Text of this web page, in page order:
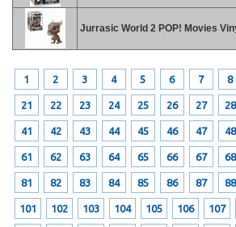
Jurrasic World 2 POP! Movies
1 2 3 4 5 6 7 8
21 22 23 24 25 26 27 28
41 42 43 44 45 46 47 48
61 62 63 64 65 66 67 68
81 82 83 84 85 86 87 88
101 102 103 104 105 106 107